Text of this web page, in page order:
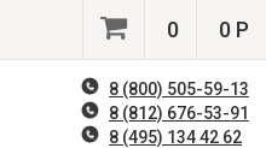
0 0 Р
8 (800) 505-59-13
8 (812) 676-53-91
8 (495) 134 42 62